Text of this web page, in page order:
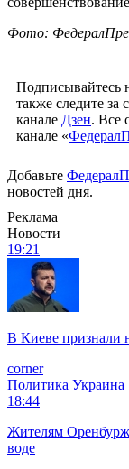
Фото:
Подписывайтесь
также следите
канале Дзен. Все
канале «
Добавьте
новостей дня.
Реклама
Новости
19:21
В Киеве признали
corner
Политика Украина
18:44
Жителям
воде